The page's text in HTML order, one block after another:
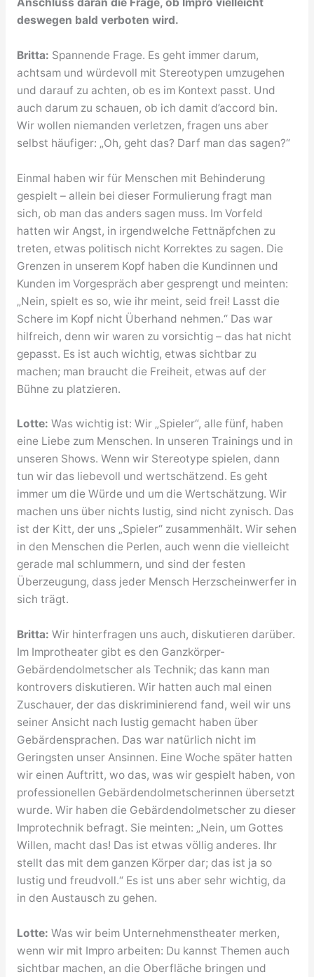
deswegen bald verboten wird.
Britta: Spannende Frage. Es geht immer darum,
achtsam und würdevoll mit Stereotypen umzugehen
und darauf zu achten, ob es im Kontext passt. Und
auch darum zu schauen, ob ich damit d’accord bin.
Wir wollen niemanden verletzen, fragen uns aber
selbst häufiger: „Oh, geht das? Darf man das sagen?“
Einmal haben wir für Menschen mit Behinderung
gespielt – allein bei dieser Formulierung fragt man
sich, ob man das anders sagen muss. Im Vorfeld
hatten wir Angst, in irgendwelche Fettnäpfchen zu
treten, etwas politisch nicht Korrektes zu sagen. Die
Grenzen in unserem Kopf haben die Kundinnen und
Kunden im Vorgespräch aber gesprengt und meinten:
„Nein, spielt es so, wie ihr meint, seid frei! Lasst die
Schere im Kopf nicht Überhand nehmen.“ Das war
hilfreich, denn wir waren zu vorsichtig – das hat nicht
gepasst. Es ist auch wichtig, etwas sichtbar zu
machen; man braucht die Freiheit, etwas auf der
Bühne zu platzieren.
Lotte: Was wichtig ist: Wir „Spieler“, alle fünf, haben
eine Liebe zum Menschen. In unseren Trainings und in
unseren Shows. Wenn wir Stereotype spielen, dann
tun wir das liebevoll und wertschätzend. Es geht
immer um die Würde und um die Wertschätzung. Wir
machen uns über nichts lustig, sind nicht zynisch. Das
ist der Kitt, der uns „Spieler“ zusammenhält. Wir sehen
in den Menschen die Perlen, auch wenn die vielleicht
gerade mal schlummern, und sind der festen
Überzeugung, dass jeder Mensch Herzscheinwerfer in
sich trägt.
Britta: Wir hinterfragen uns auch, diskutieren darüber.
Im Improtheater gibt es den Ganzkörper-
Gebärdendolmetscher als Technik; das kann man
kontrovers diskutieren. Wir hatten auch mal einen
Zuschauer, der das diskriminierend fand, weil wir uns
seiner Ansicht nach lustig gemacht haben über
Gebärdensprachen. Das war natürlich nicht im
Geringsten unser Ansinnen. Eine Woche später hatten
wir einen Auftritt, wo das, was wir gespielt haben, von
professionellen Gebärdendolmetscherinnen übersetzt
wurde. Wir haben die Gebärdendolmetscher zu dieser
Improtechnik befragt. Sie meinten: „Nein, um Gottes
Willen, macht das! Das ist etwas völlig anderes. Ihr
stellt das mit dem ganzen Körper dar; das ist ja so
lustig und freudvoll.“ Es ist uns aber sehr wichtig, da
in den Austausch zu gehen.
Lotte: Was wir beim Unternehmenstheater merken,
wenn wir mit Impro arbeiten: Du kannst Themen auch
sichtbar machen, an die Oberfläche bringen und